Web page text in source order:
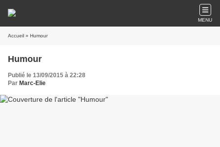
MENU
Accueil » Humour
Humour
Publié le 13/09/2015 à 22:28
Par Marc-Elie